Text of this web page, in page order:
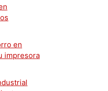
en
impresora